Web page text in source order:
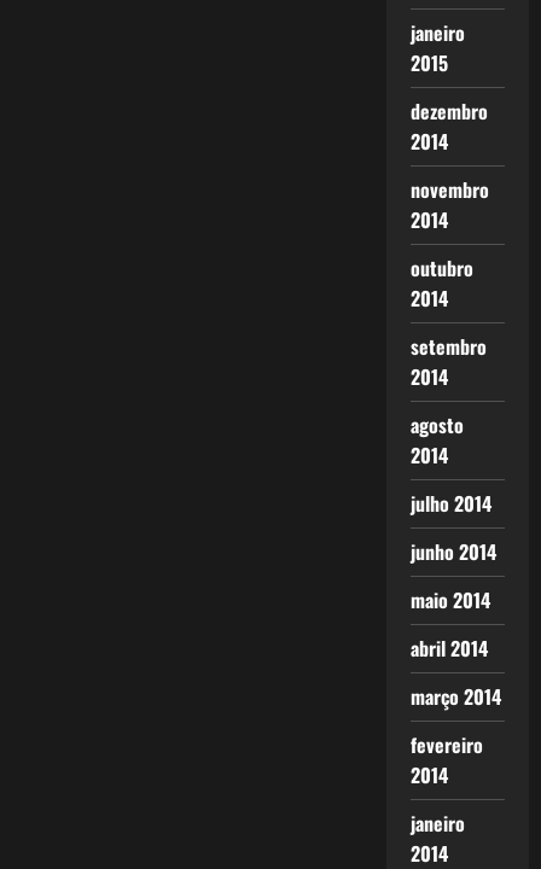
janeiro
2015
dezembro
2014
novembro
2014
outubro
2014
setembro
2014
agosto
2014
julho 2014
junho 2014
maio 2014
abril 2014
março 2014
fevereiro
2014
janeiro
2014